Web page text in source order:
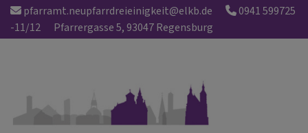
Direkt
zum
Inhalt
pfarramt.neupfarrdreieinigkeit@elkb.de
0941 599725
-11/12
Pfarrergasse 5, 93047 Regensburg